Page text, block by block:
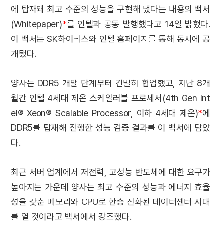
에 탑재돼 최고 수준의 성능을 구현해 냈다는 내용의 백서
(Whitepaper)*를 인텔과 공동 발행했다고 14일 밝혔다.
이 백서는 SK하이닉스와 인텔 홈페이지를 통해 동시에 공
개됐다.
양사는 DDR5 개발 단계부터 긴밀히 협업했고, 지난 8개
월간 인텔 4세대 제온 스케일러블 프로세서(4th Gen Int
el® Xeon® Scalable Processor, 이하 4세대 제온)*에
DDR5를 탑재해 진행한 성능 검증 결과를 이 백서에 담았
다.
최근 서버 업계에서 저전력, 고성능 반도체에 대한 요구가
높아지는 가운데 양사는 최고 수준의 성능과 에너지 효율
성을 갖춘 메모리와 CPU로 한층 진화된 데이터센터 시대
를 열 것이라고 백서에서 강조했다.